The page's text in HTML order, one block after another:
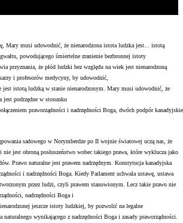
Mary musi udowodnić, że nienarodzona istota ludzka jest... istotą
powodującego śmiertelne zranienie bezbronnej istoty
przyznania, że płód ludzki bez względu na wiek jest nienarodzoną
i profesorów medycyny, by udowodnić,
jest istotą ludzką w stanie nienarodzonym. Mary musi udowodnić, że
jest podrzędne w stosunku
praworządności i nadrzędności Boga, dwóch podpór
sadowego w Norymberdze po II wojnie światowej uczą nas, że
jest obroną posłuszeństwo wobec takiego prawa, które wyklucza jako
Prawo naturalne jest prawem nadrzędnym. Konstytucja kanadyjska
i nadrzędności Boga. Kiedy Parlament uchwala ustawę, ustawa
przez ludzi, czyli prawem stanowionym. Lecz takie prawo nie
nadrzędności Boga i
jeszcze istoty ludzkiej, by pozwolić na legalne
naturalnego wynikającego z nadrzędności Boga i zasady praworządności.